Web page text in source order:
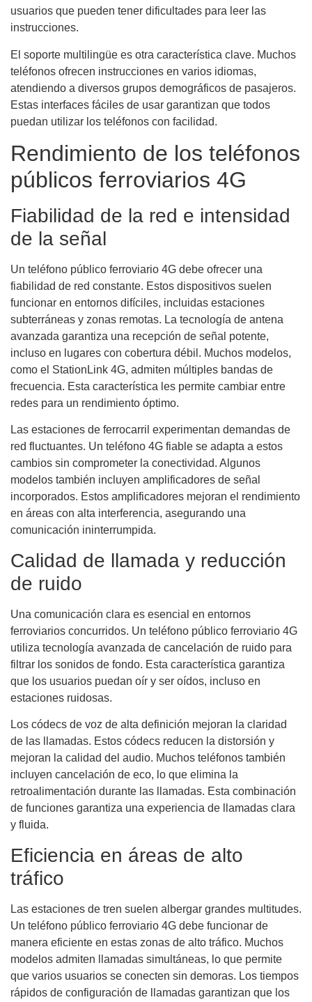
usuarios que pueden tener dificultades para leer las
instrucciones.
El soporte multilingüe es otra característica clave. Muchos
teléfonos ofrecen instrucciones en varios idiomas,
atendiendo a diversos grupos demográficos de pasajeros.
Estas interfaces fáciles de usar garantizan que todos
puedan utilizar los teléfonos con facilidad.
Rendimiento de los teléfonos
públicos ferroviarios 4G
Fiabilidad de la red e intensidad
de la señal
Un teléfono público ferroviario 4G debe ofrecer una
fiabilidad de red constante. Estos dispositivos suelen
funcionar en entornos difíciles, incluidas estaciones
subterráneas y zonas remotas. La tecnología de antena
avanzada garantiza una recepción de señal potente,
incluso en lugares con cobertura débil. Muchos modelos,
como el StationLink 4G, admiten múltiples bandas de
frecuencia. Esta característica les permite cambiar entre
redes para un rendimiento óptimo.
Las estaciones de ferrocarril experimentan demandas de
red fluctuantes. Un teléfono 4G fiable se adapta a estos
cambios sin comprometer la conectividad. Algunos
modelos también incluyen amplificadores de señal
incorporados. Estos amplificadores mejoran el rendimiento
en áreas con alta interferencia, asegurando una
comunicación ininterrumpida.
Calidad de llamada y reducción
de ruido
Una comunicación clara es esencial en entornos
ferroviarios concurridos. Un teléfono público ferroviario 4G
utiliza tecnología avanzada de cancelación de ruido para
filtrar los sonidos de fondo. Esta característica garantiza
que los usuarios puedan oír y ser oídos, incluso en
estaciones ruidosas.
Los códecs de voz de alta definición mejoran la claridad
de las llamadas. Estos códecs reducen la distorsión y
mejoran la calidad del audio. Muchos teléfonos también
incluyen cancelación de eco, lo que elimina la
retroalimentación durante las llamadas. Esta combinación
de funciones garantiza una experiencia de llamadas clara
y fluida.
Eficiencia en áreas de alto
tráfico
Las estaciones de tren suelen albergar grandes multitudes.
Un teléfono público ferroviario 4G debe funcionar de
manera eficiente en estas zonas de alto tráfico. Muchos
modelos admiten llamadas simultáneas, lo que permite
que varios usuarios se conecten sin demoras. Los tiempos
rápidos de configuración de llamadas garantizan que los